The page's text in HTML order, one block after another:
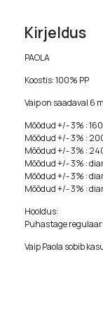
Kirjeldus
PAOLA
Koostis: 100% PP
Vaip on saadaval 6
Mõõdud +/- 3% :
Mõõdud +/- 3% :
Mõõdud +/- 3% :
Mõõdud +/- 3% :
Mõõdud +/- 3% :
Mõõdud +/- 3% :
Hooldus:
Puhastage
Vaip Paola sobib